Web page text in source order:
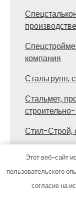
компания
Стальгрупп,
Стальмет,
Стил-Строй,
Строитель-вк
Этот веб-сайт
пользовательского
согласие на